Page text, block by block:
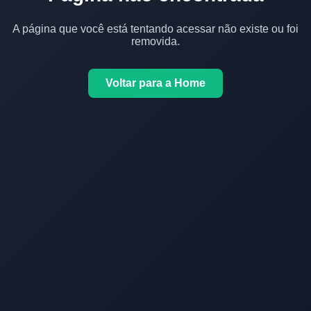
A página que você está tentando acessar não existe ou foi
removida.
Voltar para a Home